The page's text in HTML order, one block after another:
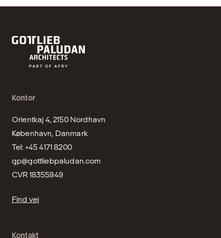
Kontor
Orientkaj 4, 2150 Nordhavn
København, Danmark
Tel: +45 4171 8200
gp@gottliebpaludan.com
CVR 18355949
Find vej
Kontakt